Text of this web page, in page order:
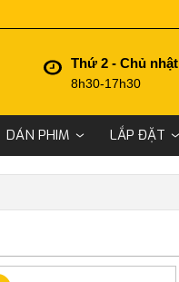
Thứ 2 - Chủ nhật
8h30-17h30
DÁN PHIM LẮP ĐẶT